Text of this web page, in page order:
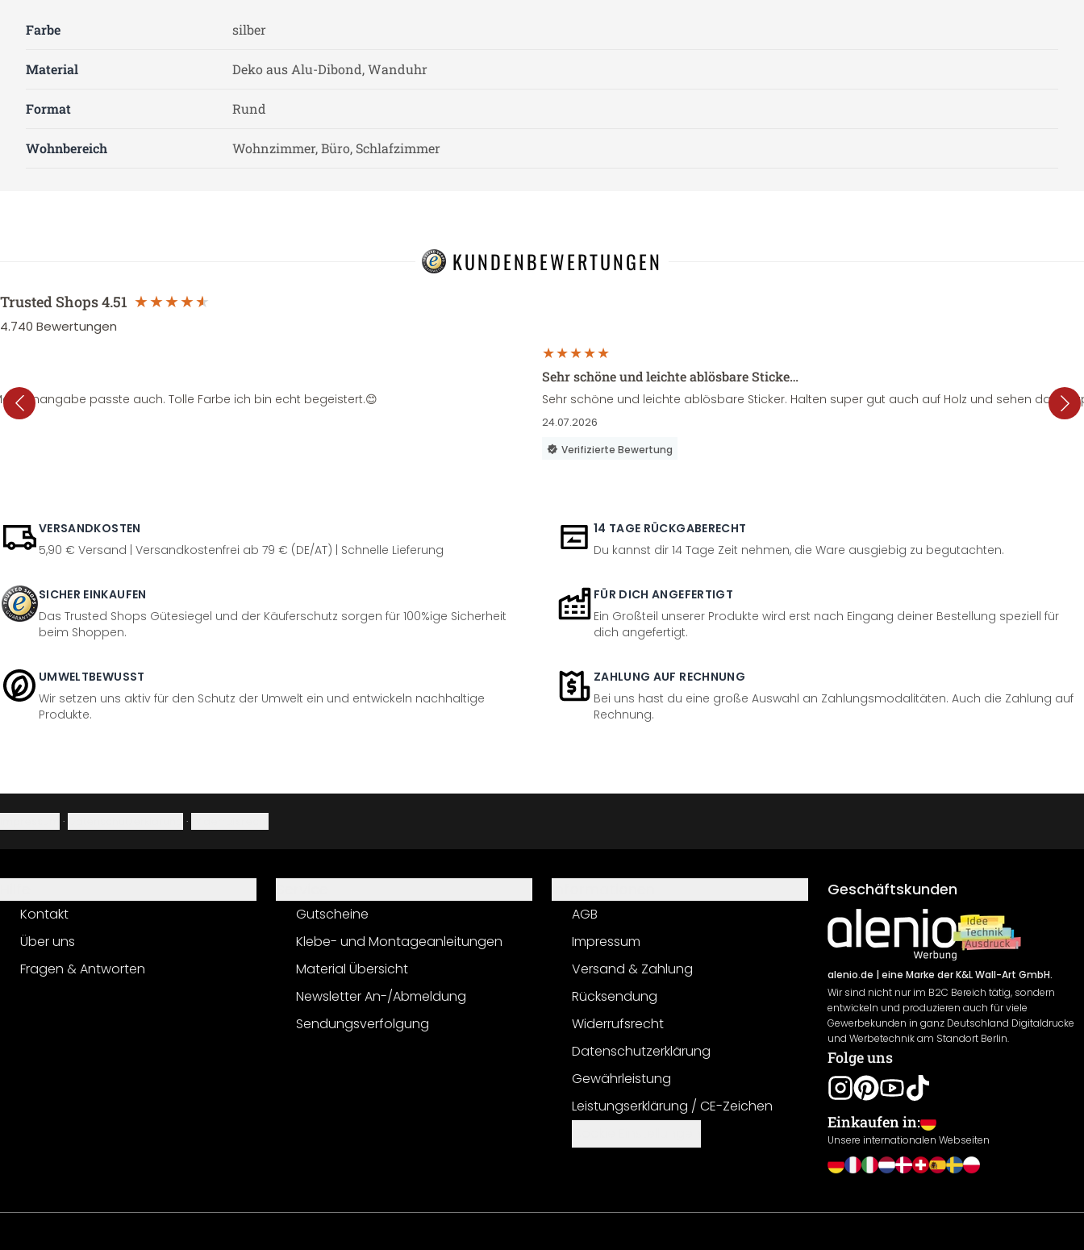
Farbe silber
Material Deko aus Alu-Dibond, Wanduhr
Format Rund
Wohnbereich Wohnzimmer, Büro, Schlafzimmer
KUNDENBEWERTUNGEN
Trusted Shops4.51
4.740 Bewertungen
passte auch. Tolle Farbe ich bin echt begeistert.😊
Sehr schöne und leichte ablösbare Sticke…
Sehr schöne und leichte ablösbare Sticker. Halten super gut auch auf Holz und sehen dazu
24.07.2026
Verifizierte Bewertung
VERSANDKOSTEN
5,90 € Versand | Versandkostenfrei ab 79 € (DE/AT) | Schnelle Lieferung
14 TAGE RÜCKGABERECHT
Du kannst dir 14 Tage Zeit nehmen, die Ware ausgiebig zu begutachten.
SICHER EINKAUFEN
Das Trusted Shops Gütesiegel und der Käuferschutz sorgen für 100%ige Sicherheit
beim Shoppen.
FÜR DICH ANGEFERTIGT
Ein Großteil unserer Produkte wird erst nach Eingang deiner Bestellung speziell für
dich angefertigt.
UMWELTBEWUSST
Wir setzen uns aktiv für den Schutz der Umwelt ein und entwickeln nachhaltige
Produkte.
ZAHLUNG AUF RECHNUNG
Bei uns hast du eine große Auswahl an Zahlungsmodalitäten. Auch die Zahlung auf
Rechnung.
· ·
Kontakt
Über uns
Fragen & Antworten
Gutscheine
Klebe- und Montageanleitungen
Material Übersicht
Newsletter An-/Abmeldung
Sendungsverfolgung
AGB
Impressum
Versand & Zahlung
Rücksendung
Widerrufsrecht
Datenschutzerklärung
Gewährleistung
Leistungserklärung / CE-Zeichen
Geschäftskunden
alenio.de | eine Marke der K&L Wall-Art GmbH.
Wir sind nicht nur im B2C Bereich tätig, sondern
entwickeln und produzieren auch für viele
Gewerbekunden in ganz Deutschland Digitaldrucke
und Werbetechnik am Standort Berlin.
Folge uns
Einkaufen in:
Unsere internationalen Webseiten